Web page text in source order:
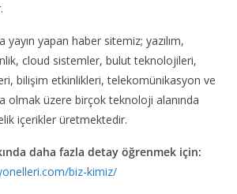
yayın yapan haber sitemiz; yazılım,
cloud sistemler, bulut teknolojileri,
bilişim etkinlikleri, telekomünikasyon ve
olmak üzere birçok teknoloji alanında
içerikler üretmektedir.
daha fazla detay öğrenmek için:
biz-kimiz/